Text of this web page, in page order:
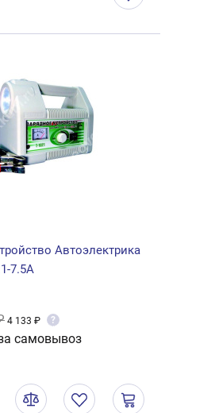
Автоэлектрика
7.5A
4 133 ₽ ?
самовывоз